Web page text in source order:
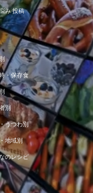
み 投稿
・保存食
別
うつわ別
地域別
のレシピ